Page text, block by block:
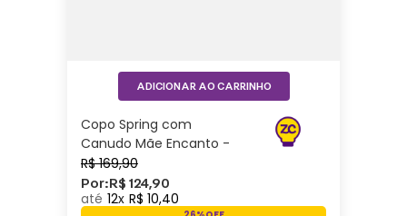
Copo Spring com
Canudo Mãe Encanto -
Zonacriativa
R$ 169,90
Por:R$ 124,90
12 R$ 10,40
ADICIONAR AO CARRINHO